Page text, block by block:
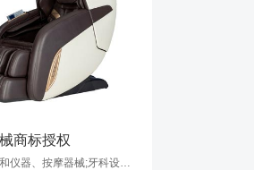
商标授权